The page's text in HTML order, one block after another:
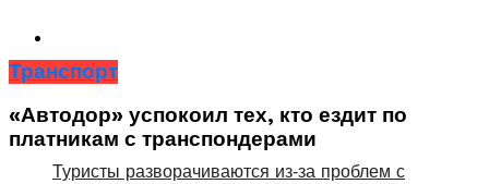
Туристы разворачиваются из‑за проблем с
Транспорт
«Автодор» успокоил тех, кто ездит по
платникам с транспондерами